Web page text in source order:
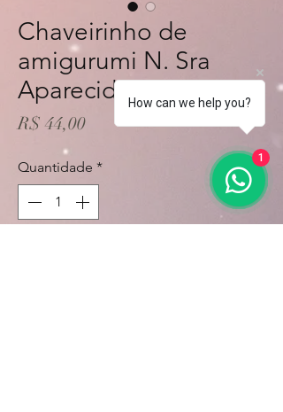
Chaveirinho de
amigurumi N. Sra
Aparecida
R$ 44,00Preço
Quantidade *
How can we help you?
1